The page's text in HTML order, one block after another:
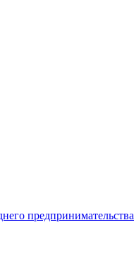
предпринимательства